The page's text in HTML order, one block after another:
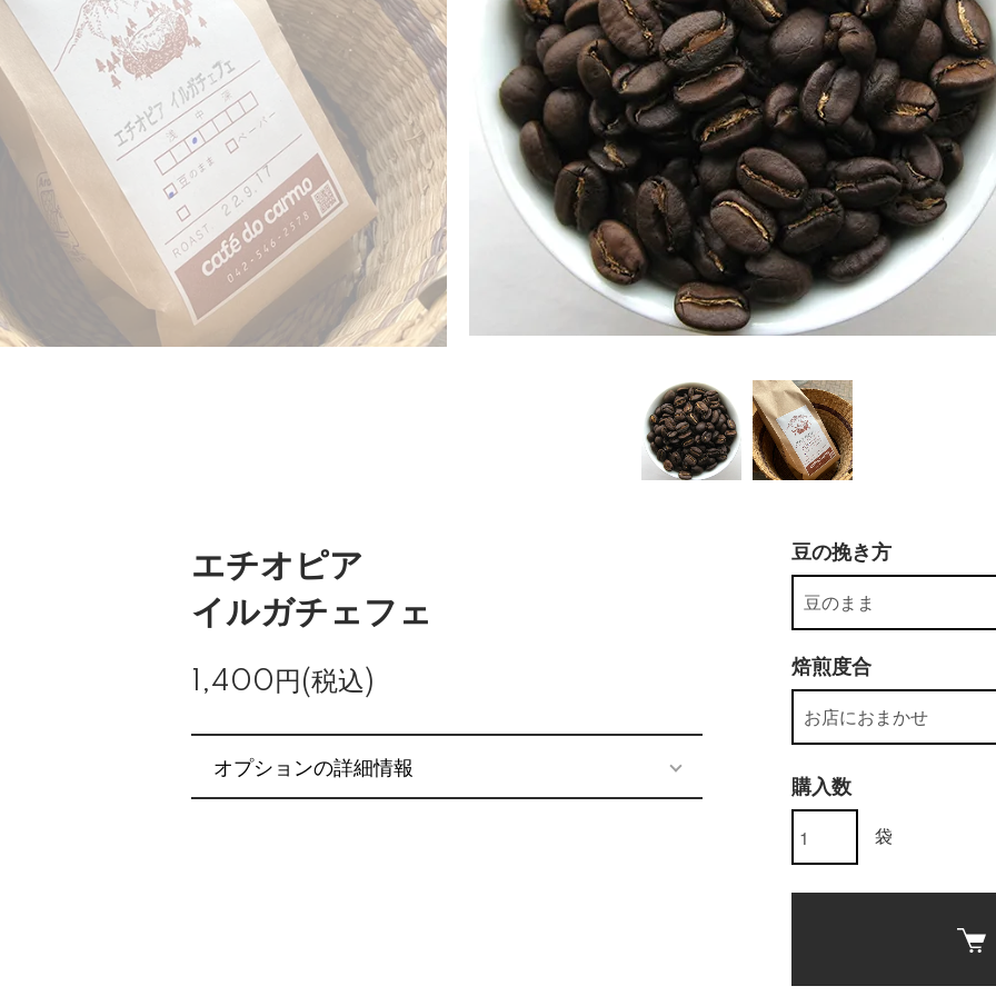
エチオピア
イルガチェフェ
1,400円(税込)
オプションの詳細情報
豆の挽き方
焙煎度合
購入数
袋